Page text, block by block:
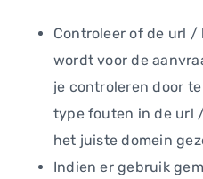
Controleer of de url
wordt voor de
je controleren door
type fouten in de url
het juiste domein
Indien er gebruik